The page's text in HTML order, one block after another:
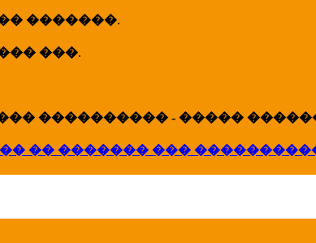
�������.
���.
���������� - �����
�� ������� ���